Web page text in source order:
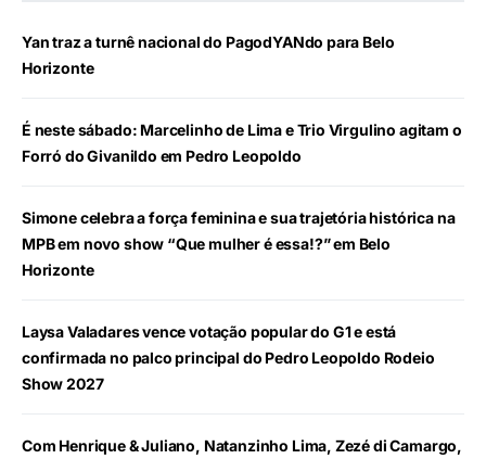
Yan traz a turnê nacional do PagodYANdo para Belo
Horizonte
É neste sábado: Marcelinho de Lima e Trio Virgulino agitam o
Forró do Givanildo em Pedro Leopoldo
Simone celebra a força feminina e sua trajetória histórica na
MPB em novo show “Que mulher é essa!?” em Belo
Horizonte
Laysa Valadares vence votação popular do G1 e está
confirmada no palco principal do Pedro Leopoldo Rodeio
Show 2027
Com Henrique & Juliano, Natanzinho Lima, Zezé di Camargo,